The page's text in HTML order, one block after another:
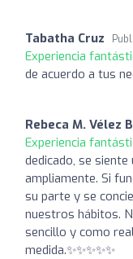
Tabatha Cruz
Experiencia
de acuerdo a tus
Rebeca M. Vélez
Experiencia
dedicado, se
ampliamente. Si
su parte y se
nuestros hábitos.
sencillo y como
medida.✨✨✨✨✨